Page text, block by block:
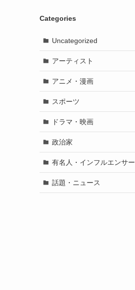
Categories
Uncategorized
アーティスト
アニメ・漫画
スポーツ
ドラマ・映画
政治家
有名人・インフルエンサー
話題・ニュース